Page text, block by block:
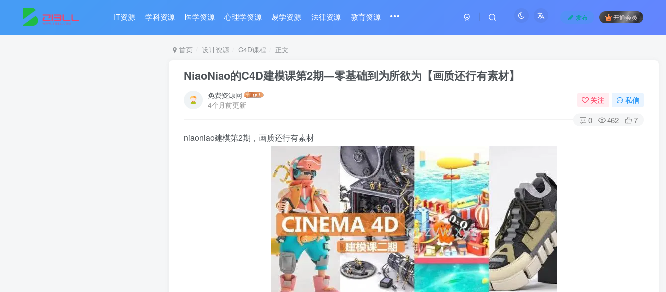
IT资源 学科资源 医学资源 心理学资源 易学资源 法律资源 教育资源 发布 开通会员
首页 设计资源 C4D课程 正文
NiaoNiao的C4D建模课第2期—零基础到为所欲为【画质还行有素材】
免费资源网
4个月前更新
关注 私信
0 462 7
niaoniao建模第2期，画质还行有素材